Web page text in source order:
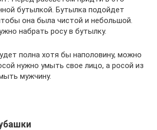
бутылкой. Бутылка подойдет
она была чистой и небольшой.
набрать росу в бутылку.
полна хотя бы наполовину, можно
нужно умыть свое лицо, а росой из
мужчину.